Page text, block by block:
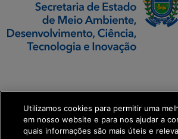
Transformação Digital
get_footer();
Utilizamos cookies para permitir uma
em nosso website e para nos ajudar a
quais informações são mais úteis e